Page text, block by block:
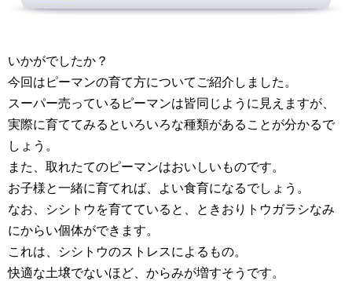
いかがでしたか？
今回はピーマンの育て方についてご紹介しました。
スーパー売っているピーマンは皆同じように見えますが、
実際に育ててみるといろいろな種類があることが分かるで
しょう。
また、取れたてのピーマンはおいしいものです。
お子様と一緒に育てれば、よい食育になるでしょう。
なお、シシトウを育てていると、ときおりトウガラシなみ
にからい個体ができます。
これは、シシトウのストレスによるもの。
快適な土壌でないほど、からみが増すそうです。